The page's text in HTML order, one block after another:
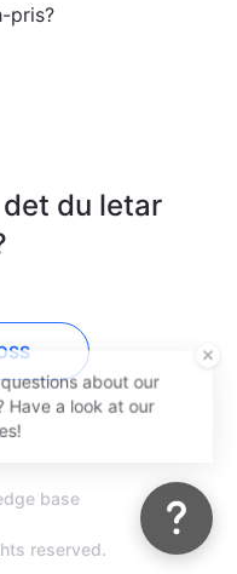
pris?
du letar
baseÖppnas
en
reserved.
about our
Have a look at our